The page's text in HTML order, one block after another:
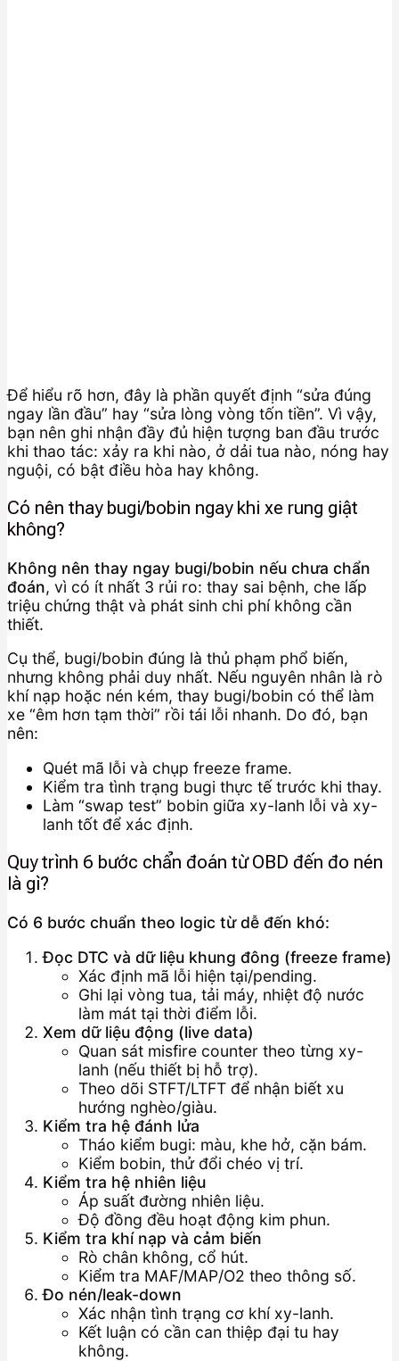
Để hiểu rõ hơn, đây là phần quyết định “sửa đúng
ngay lần đầu” hay “sửa lòng vòng tốn tiền”. Vì vậy,
bạn nên ghi nhận đầy đủ hiện tượng ban đầu trước
khi thao tác: xảy ra khi nào, ở dải tua nào, nóng hay
nguội, có bật điều hòa hay không.
Có nên thay bugi/bobin ngay khi xe rung giật
không?
Không nên thay ngay bugi/bobin nếu chưa chẩn
đoán, vì có ít nhất 3 rủi ro: thay sai bệnh, che lấp
triệu chứng thật và phát sinh chi phí không cần
thiết.
Cụ thể, bugi/bobin đúng là thủ phạm phổ biến,
nhưng không phải duy nhất. Nếu nguyên nhân là rò
khí nạp hoặc nén kém, thay bugi/bobin có thể làm
xe “êm hơn tạm thời” rồi tái lỗi nhanh. Do đó, bạn
nên:
Quét mã lỗi và chụp freeze frame.
Kiểm tra tình trạng bugi thực tế trước khi thay.
Làm “swap test” bobin giữa xy-lanh lỗi và xy-
lanh tốt để xác định.
Quy trình 6 bước chẩn đoán từ OBD đến đo nén
là gì?
Có 6 bước chuẩn theo logic từ dễ đến khó:
Đọc DTC và dữ liệu khung đông (freeze frame)
Xác định mã lỗi hiện tại/pending.
Ghi lại vòng tua, tải máy, nhiệt độ nước
làm mát tại thời điểm lỗi.
Xem dữ liệu động (live data)
Quan sát misfire counter theo từng xy-
lanh (nếu thiết bị hỗ trợ).
Theo dõi STFT/LTFT để nhận biết xu
hướng nghèo/giàu.
Kiểm tra hệ đánh lửa
Tháo kiểm bugi: màu, khe hở, cặn bám.
Kiểm bobin, thử đổi chéo vị trí.
Kiểm tra hệ nhiên liệu
Áp suất đường nhiên liệu.
Độ đồng đều hoạt động kim phun.
Kiểm tra khí nạp và cảm biến
Rò chân không, cổ hút.
Kiểm tra MAF/MAP/O2 theo thông số.
Đo nén/leak-down
Xác nhận tình trạng cơ khí xy-lanh.
Kết luận có cần can thiệp đại tu hay
không.